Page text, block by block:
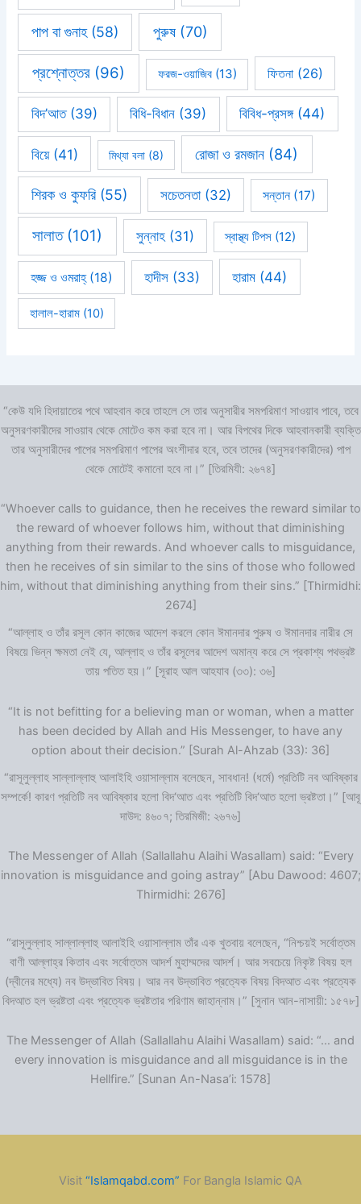
পাপ বা গুনাহ(58) পুরুষ(70)
প্রশ্নোত্তর (96) ফরজ-ওয়াজিব(13) ফিতনা(26)
বিদ’আত(39) বিধি-বিধান (39) বিবিধ-প্রসঙ্গ(44)
বিয়ে(41) মিথ্যা বলা(8) রোজা ও রমজান (84)
শিরক ও কুফরি(55) সচেতনতা(32) সন্তান(17)
সালাত(101) সুন্নাহ (31) স্বাস্থ্য টিপস (12)
হজ্জ ও ওমরাহ্‌(18) হাদীস(33) হারাম (44)
হালাল-হারাম(10)
“কেউ যদি হিদায়াতের পথে আহবান করে তাহলে সে তার অনুসারীর সমপরিমাণ সাওয়াব পাবে, তবে
অনুসরণকারীদের সাওয়াব থেকে মোটেও কম করা হবে না। আর বিপথের দিকে আহবানকারী ব্যক্তি
তার অনুসারীদের পাপের সমপরিমাণ পাপের অংশীদার হবে, তবে তাদের (অনুসরণকারীদের) পাপ
থেকে মোটেই কমানো হবে না।” [তিরমিযী: ২৬৭৪]
“Whoever calls to guidance, then he receives the reward similar to
the reward of whoever follows him, without that diminishing
anything from their rewards. And whoever calls to misguidance,
then he receives of sin similar to the sins of those who followed
him, without that diminishing anything from their sins.” [Thirmidhi:
2674]
“আল্লাহ ও তাঁর রসূল কোন কাজের আদেশ করলে কোন ঈমানদার পুরুষ ও ঈমানদার নারীর সে
বিষয়ে ভিন্ন ক্ষমতা নেই যে, আল্লাহ ও তাঁর রসূলের আদেশ অমান্য করে সে প্রকাশ্য পথভ্রষ্ট
তায় পতিত হয়।” [সূরাহ আল আহযাব (৩৩): ৩৬]
“It is not befitting for a believing man or woman, when a matter
has been decided by Allah and His Messenger, to have any
option about their decision.” [Surah Al-Ahzab (33): 36]
“রাসূলুল্লাহ সাল্লাল্লাহু আলাইহি ওয়াসাল্লাম বলেছেন, সাবধান! (ধর্মে) প্রতিটি নব আবিষ্কার
সম্পর্কে! কারণ প্রতিটি নব আবিষ্কার হলো বিদ‘আত এবং প্রতিটি বিদ‘আত হলো ভ্রষ্টতা।” [আবূ
দাউদ: ৪৬০৭; তিরমিজী: ২৬৭৬]
The Messenger of Allah (Sallallahu Alaihi Wasallam) said: “Every
innovation is misguidance and going astray” [Abu Dawood: 4607;
Thirmidhi: 2676]
“রাসূলুল্লাহ সাল্লাল্লাহু আলাইহি ওয়াসাল্লাম তাঁর এক খুতবায় বলেছেন, “নিশ্চয়ই সর্বোত্তম
বাণী আল্লাহ্‌র কিতাব এবং সর্বোত্তম আদর্শ মুহাম্মদের আদর্শ। আর সবচেয়ে নিকৃষ্ট বিষয় হল
(দ্বীনের মধ্যে) নব উদ্ভাবিত বিষয়। আর নব উদ্ভাবিত প্রত্যেক বিষয় বিদআত এবং প্রত্যেক
বিদআত হল ভ্রষ্টতা এবং প্রত্যেক ভ্রষ্টতার পরিণাম জাহান্নাম।” [সুনান আন-নাসায়ী: ১৫৭৮]
The Messenger of Allah (Sallallahu Alaihi Wasallam) said: “… and
every innovation is misguidance and all misguidance is in the
Hellfire.” [Sunan An-Nasa’i: 1578]
Visit “Islamqabd.com” For Bangla Islamic QA